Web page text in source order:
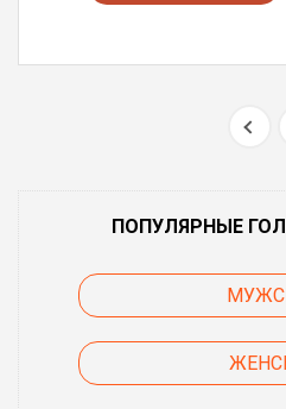
ПОПУЛЯРНЫЕ